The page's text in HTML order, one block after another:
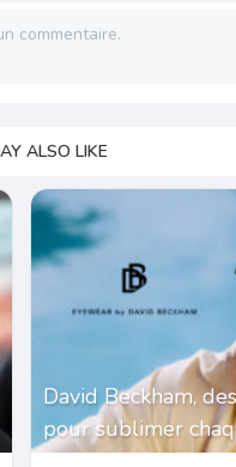
commentaire.
ALSO LIKE
David Beckham,
pour sublimer